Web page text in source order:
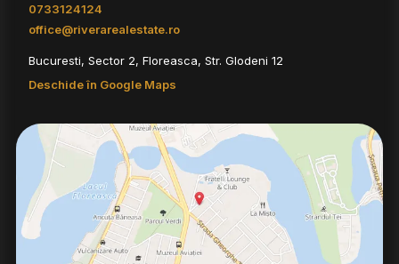
0733124124
office@riverarealestate.ro
Bucuresti, Sector 2, Floreasca, Str. Glodeni 12
Deschide în Google Maps